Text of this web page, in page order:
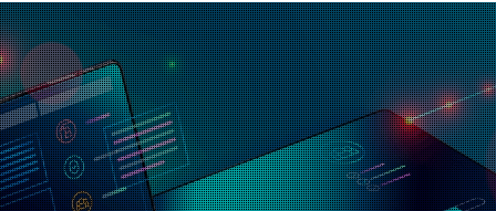
ミッション
お知らせ/NEWS
NoCodeサミット
イベント一覧
入会について